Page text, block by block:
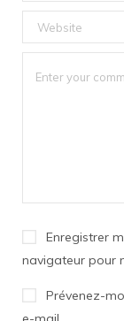
Enregistrer
navigateur pour
Prévenez-